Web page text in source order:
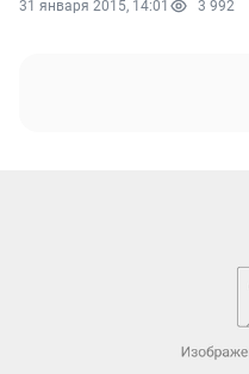
31 января 2015, 14:01 3 992